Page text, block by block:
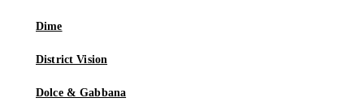
Dime
District Vision
Dolce & Gabbana